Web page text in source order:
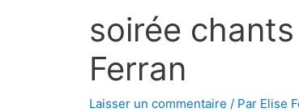
soirée
Ferran
Laisser un commentaire / Par Elise